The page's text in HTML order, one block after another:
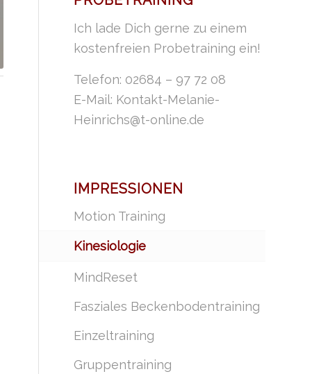
Ich lade Dich gerne zu einem
kostenfreien Probetraining ein!
Telefon: 02684 – 97 72 08
E-Mail: Kontakt-Melanie-
Heinrichs@t-online.de
IMPRESSIONEN
Motion Training
Kinesiologie
MindReset
Fasziales Beckenbodentraining
Einzeltraining
Gruppentraining